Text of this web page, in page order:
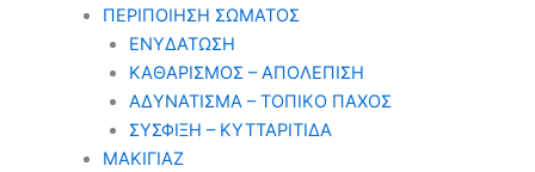
ΠΕΡΙΠΟΙΗΣΗ ΣΩΜΑΤΟΣ
ΕΝΥΔΑΤΩΣΗ
ΚΑΘΑΡΙΣΜΟΣ – ΑΠΟΛΕΠΙΣΗ
ΑΔΥΝΑΤΙΣΜΑ – ΤΟΠΙΚΟ ΠΑΧΟΣ
ΣΥΣΦΙΞΗ – ΚΥΤΤΑΡΙΤΙΔΑ
ΜΑΚΙΓΙΑΖ